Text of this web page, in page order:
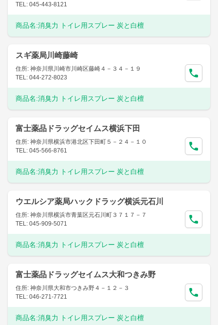
TEL: 045-443-8121
商品名:消臭力 トイレ用スプレー 炭と白檀
スギ薬局川崎藤崎
住所: 神奈川県川崎市川崎区藤崎４－３４－１９
TEL: 044-272-8023
商品名:消臭力 トイレ用スプレー 炭と白檀
富士薬品ドラッグセイムス横浜下田
住所: 神奈川県横浜市港北区下田町５－２４－１０
TEL: 045-566-8761
商品名:消臭力 トイレ用スプレー 炭と白檀
ウエルシア薬局ハックドラッグ横浜元石川
住所: 神奈川県横浜市青葉区元石川町３７１７－７
TEL: 045-909-5071
商品名:消臭力 トイレ用スプレー 炭と白檀
富士薬品ドラッグセイムス大和つきみ野
住所: 神奈川県大和市つきみ野４－１２－３
TEL: 046-271-7721
商品名:消臭力 トイレ用スプレー 炭と白檀